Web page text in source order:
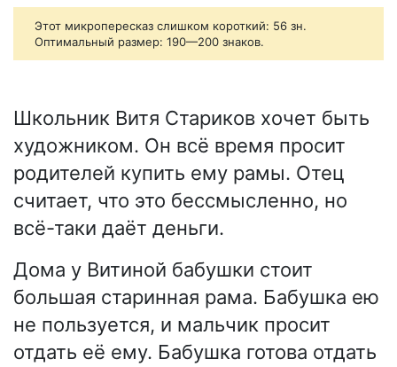
Этот микропересказ слишком короткий: 56 зн.
Оптимальный размер: 190—200 знаков.
Школьник Витя Стариков хочет быть
художником. Он всё время просит
родителей купить ему рамы. Отец
считает, что это бессмысленно, но
всё-таки даёт деньги.
Дома у Витиной бабушки стоит
большая старинная рама. Бабушка ею
не пользуется, и мальчик просит
отдать её ему. Бабушка готова отдать